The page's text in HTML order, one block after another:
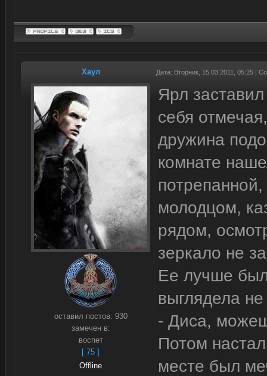
Хаул Дата: Вторник, 15.03.2011, 05:25 |
оставил постов: 930
замечен в:
воспет
[ 75 ]
Offline
Ярл
себя
дружина
комнате
молодцом,
рядом,
зеркало не
Ее лучше
выглядела
- Диса,
Потом
месте был